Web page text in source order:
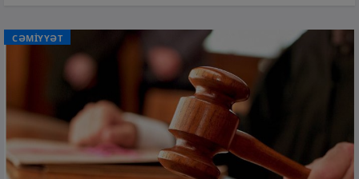
CƏMİYYƏT